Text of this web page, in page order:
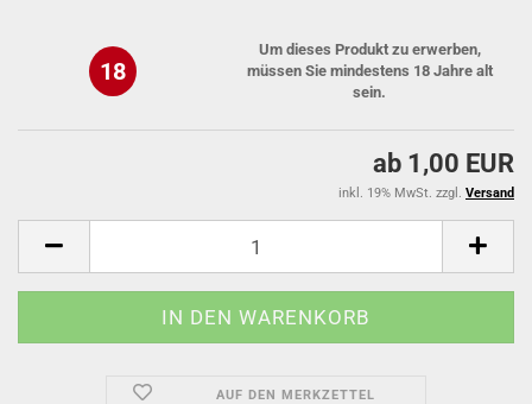
18
Um dieses Produkt zu erwerben,
müssen Sie mindestens 18 Jahre alt
sein.
ab 1,00 EUR
inkl. 19% MwSt. zzgl. Versand
AUF DEN MERKZETTEL